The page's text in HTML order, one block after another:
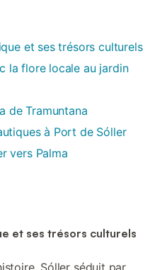
et ses trésors culturels
la flore locale au jardin
de Tramuntana
à Port de Sóller
vers Palma
et ses trésors culturels
Sóller séduit par